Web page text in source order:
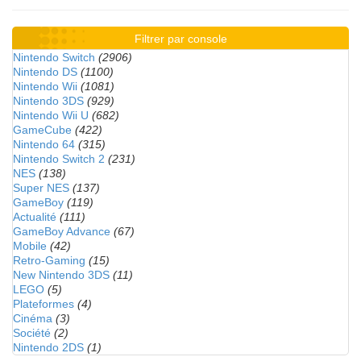
Filtrer par console
Nintendo Switch (2906)
Nintendo DS (1100)
Nintendo Wii (1081)
Nintendo 3DS (929)
Nintendo Wii U (682)
GameCube (422)
Nintendo 64 (315)
Nintendo Switch 2 (231)
NES (138)
Super NES (137)
GameBoy (119)
Actualité (111)
GameBoy Advance (67)
Mobile (42)
Retro-Gaming (15)
New Nintendo 3DS (11)
LEGO (5)
Plateformes (4)
Cinéma (3)
Société (2)
Nintendo 2DS (1)